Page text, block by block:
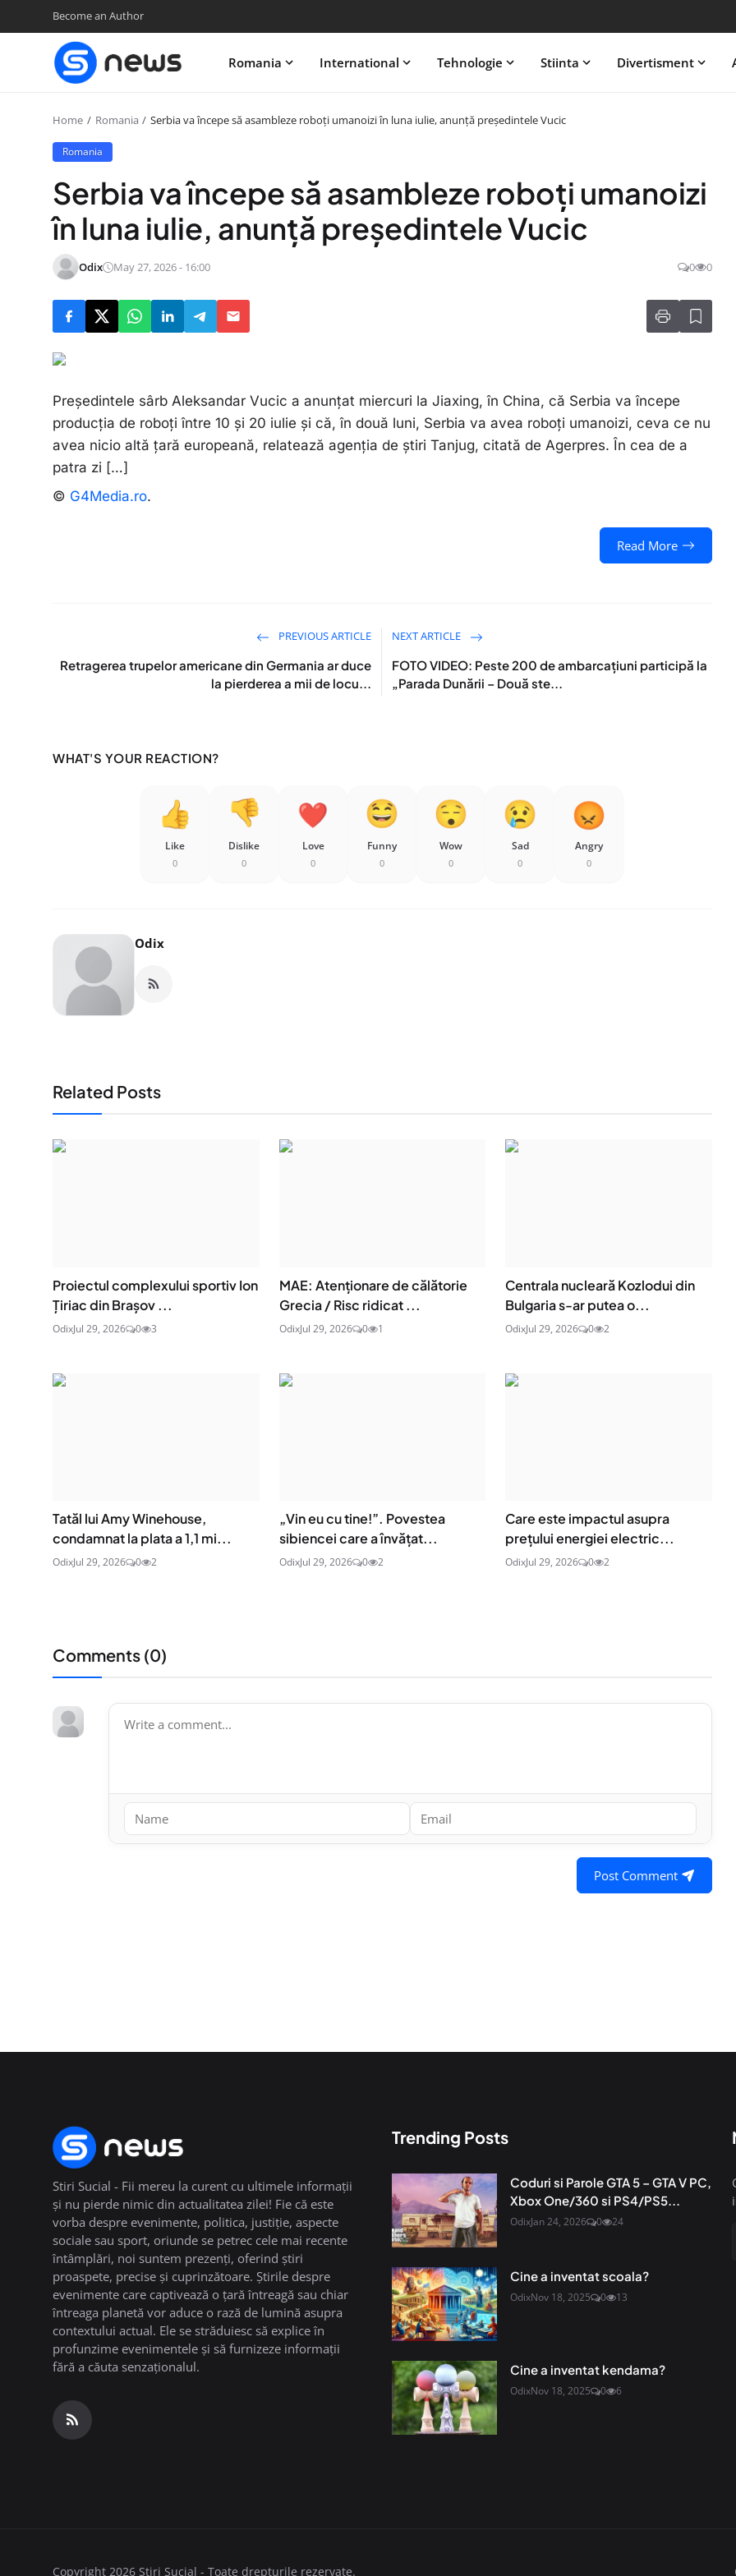
Become an Author
Romania International Tehnologie Stiinta Divertisment
Home Romania Serbia va începe să asambleze roboţi umanoizi în luna iulie, anunţă preşedintele Vucic
Romania
Serbia va începe să asambleze roboţi umanoizi
în luna iulie, anunţă preşedintele Vucic
Odix May 27, 2026 - 16:00 0 0
Preşedintele sârb Aleksandar Vucic a anunţat miercuri la Jiaxing, în China, că Serbia va începe
producţia de roboţi între 10 şi 20 iulie şi că, în două luni, Serbia va avea roboţi umanoizi, ceva ce nu
avea nicio altă ţară europeană, relatează agenția de știri Tanjug, citată de Agerpres. În cea de a
patra zi […]
© G4Media.ro.
Read More
PREVIOUS ARTICLE
Retragerea trupelor americane din Germania ar duce
la pierderea a mii de locu...
NEXT ARTICLE
FOTO VIDEO: Peste 200 de ambarcațiuni participă la
„Parada Dunării – Două ste...
WHAT'S YOUR REACTION?
Like
0
Dislike
0
Love
0
Funny
0
Wow
0
Sad
0
Angry
0
Odix
Related Posts
Proiectul complexului sportiv Ion
Țiriac din Brașov ...
OdixJul 29, 2026 0 3
MAE: Atenţionare de călătorie
Grecia / Risc ridicat ...
OdixJul 29, 2026 0 1
Centrala nucleară Kozlodui din
Bulgaria s-ar putea o...
OdixJul 29, 2026 0 2
Tatăl lui Amy Winehouse,
condamnat la plata a 1,1 mi...
OdixJul 29, 2026 0 2
„Vin eu cu tine!”. Povestea
sibiencei care a învățat...
OdixJul 29, 2026 0 2
Care este impactul asupra
prețului energiei electric...
OdixJul 29, 2026 0 2
Comments (0)
Post Comment
Stiri Sucial - Fii mereu la curent cu ultimele informații
și nu pierde nimic din actualitatea zilei! Fie că este
vorba despre evenimente, politica, justiție, aspecte
sociale sau sport, oriunde se petrec cele mai recente
întâmplări, noi suntem prezenți, oferind știri
proaspete, precise și cuprinzătoare. Știrile despre
evenimente care captivează o țară întreagă sau chiar
întreaga planetă vor aduce o rază de lumină asupra
contextului actual. Ele se străduiesc să explice în
profunzime evenimentele și să furnizeze informații
fără a căuta senzaționalul.
Trending Posts
Coduri si Parole GTA 5 – GTA V PC,
Xbox One/360 si PS4/PS5...
OdixJan 24, 2026 0 24
Cine a inventat scoala?
OdixNov 18, 2025 0 13
Cine a inventat kendama?
OdixNov 18, 2025 0 6
Copyright 2026 Stiri Sucial - Toate drepturile rezervate.